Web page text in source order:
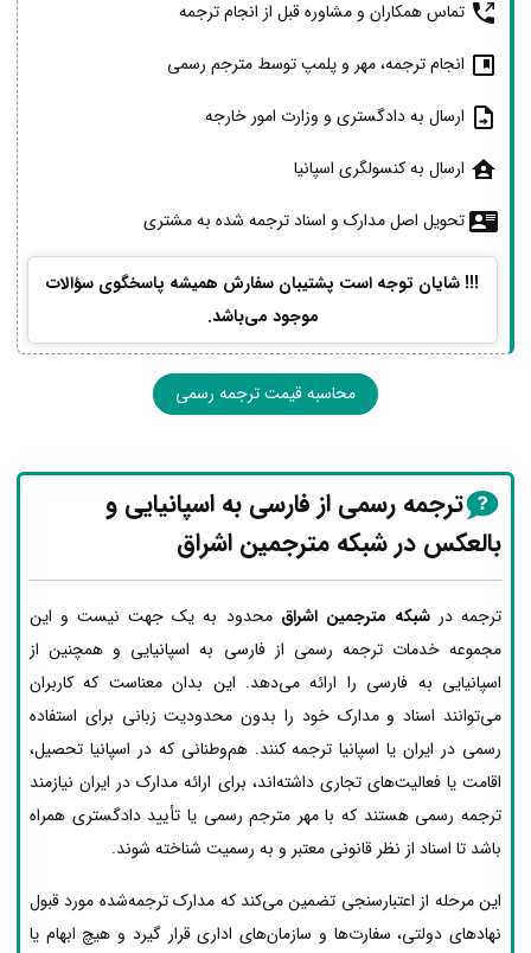
تماس همکاران و مشاوره قبل از انجام ترجمه
انجام ترجمه، مهر و پلمپ توسط مترجم رسمی
ارسال به دادگستری و وزارت امور خارجه
ارسال به کنسولگری اسپانیا
تحویل اصل مدارک و اسناد ترجمه شده به مشتری
!!! شایان توجه است پشتیبان سفارش همیشه پاسخگوی سؤالات
موجود می‌باشد.
محاسبه قیمت ترجمه رسمی
ترجمه رسمی از فارسی به اسپانیایی و
بالعکس در شبکه مترجمین اشراق
ترجمه درشبکه مترجمین اشراق محدود به یک جهت نیست و این
مجموعه خدمات ترجمه رسمی از فارسی به اسپانیایی و همچنین از
اسپانیایی به فارسی را ارائه می‌دهد. این بدان معناست که کاربران
می‌توانند اسناد و مدارک خود را بدون محدودیت زبانی برای استفاده
رسمی در ایران یا اسپانیا ترجمه کنند. هم‌وطنانی که در اسپانیا تحصیل،
اقامت یا فعالیت‌های تجاری داشته‌اند، برای ارائه مدارک در ایران نیازمند
ترجمه رسمی هستند که با مهر مترجم رسمی یا تأیید دادگستری همراه
باشد تا اسناد از نظر قانونی معتبر و به رسمیت شناخته شوند.
این مرحله از اعتبارسنجی تضمین می‌کند که مدارک ترجمه‌شده مورد قبول
نهادهای دولتی، سفارت‌ها و سازمان‌های اداری قرار گیرد و هیچ ابهام یا